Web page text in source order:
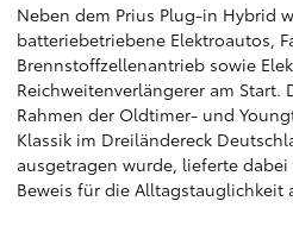
Neben dem Prius Plug-in Hybrid
batteriebetriebene Elektroautos,
Brennstoffzellenantrieb sowie
Reichweitenverlängerer am Start.
Rahmen der Oldtimer- und
Klassik im Dreiländereck
ausgetragen wurde, lieferte
Beweis für die Alltagstauglichkeit